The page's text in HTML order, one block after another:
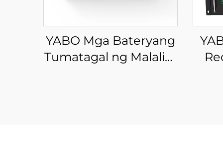
YABO Mga Bateryang
Tumatagal ng Malalim